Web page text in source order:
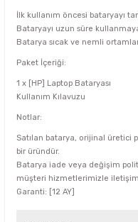
İlk kullanım öncesi bataryayı
Bataryayı uzun süre
Batarya sıcak ve nemli
Paket İçeriği:
1 x [HP] Laptop Bataryası
Kullanım Kılavuzu
Notlar:
Satılan batarya, orijinal üretici
bir üründür.
Batarya iade veya değişim
müşteri hizmetlerimizle
Garanti: [12 AY]